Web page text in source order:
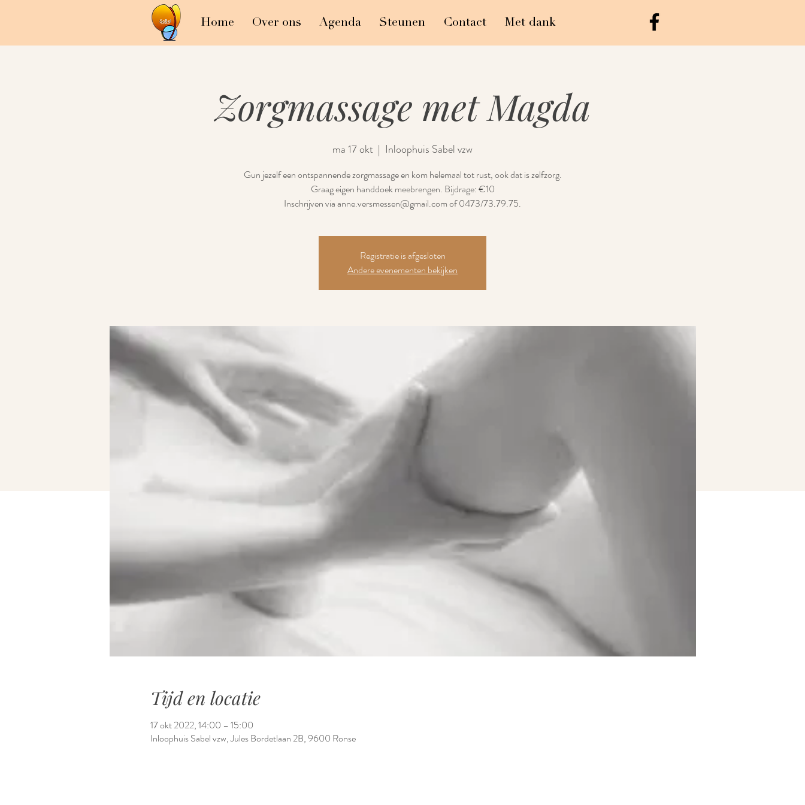
Home Over ons Agenda Steunen Contact Met dank
Zorgmassage met Magda
ma 17 okt
  |
Inloophuis Sabel vzw
Gun jezelf een ontspannende zorgmassage en kom helemaal tot rust, ook dat is zelfzorg.
Graag eigen handdoek meebrengen. Bijdrage: €10
Inschrijven via anne.versmessen@gmail.com of 0473/73.79.75.
Registratie is afgesloten
Andere evenementen bekijken
Tijd en locatie
17 okt 2022, 14:00 – 15:00
Inloophuis Sabel vzw, Jules Bordetlaan 2B, 9600 Ronse